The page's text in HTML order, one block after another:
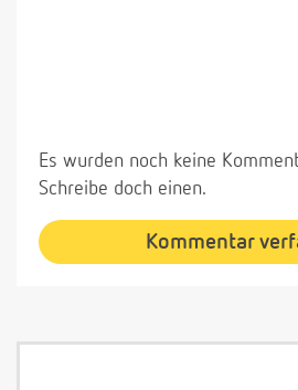
Es wurden noch keine
Schreibe doch einen.
Kommentar